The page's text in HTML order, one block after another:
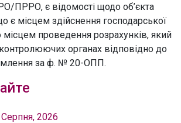
ПРРО, є відомості щодо об’єкта
є місцем здійснення господарської
місцем проведення розрахунків, який
органах відповідно до
за ф. № 20-ОПП.
2026